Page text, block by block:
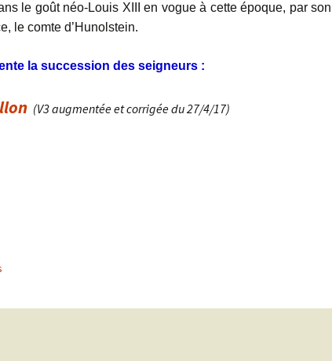
le goût néo-Louis XIII en vogue à cette époque, par son
le comte d’Hunolstein.
la succession des seigneurs :
(V3 augmentée et corrigée du 27/4/17)